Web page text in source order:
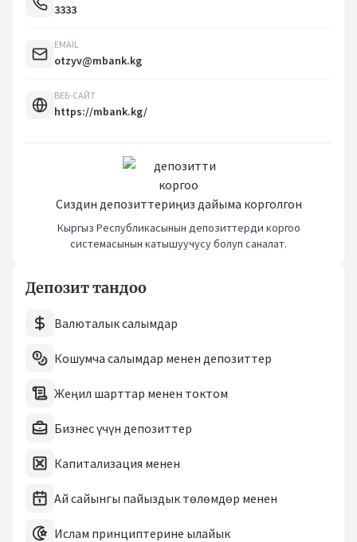
3333
EMAIL
otzyv@mbank.kg
ВЕБ-САЙТ
https://mbank.kg/
Сиздин депозиттериңиз дайыма корголгон
Кыргыз Республикасынын депозиттерди коргоо
системасынын катышуучусу болуп саналат.
Депозит тандоо
Валюталык салымдар
Кошумча салымдар менен депозиттер
Жеңил шарттар менен токтом
Бизнес үчүн депозиттер
Капитализация менен
Ай сайынгы пайыздык төлөмдөр менен
Ислам принциптерине ылайык